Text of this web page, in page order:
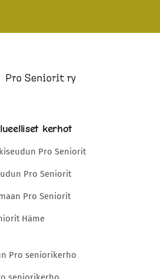
Esimerkki ry
kerhot
Pro Seniorit
Pro Seniorit
Pro Seniorit
Häme
Pro seniorikerho